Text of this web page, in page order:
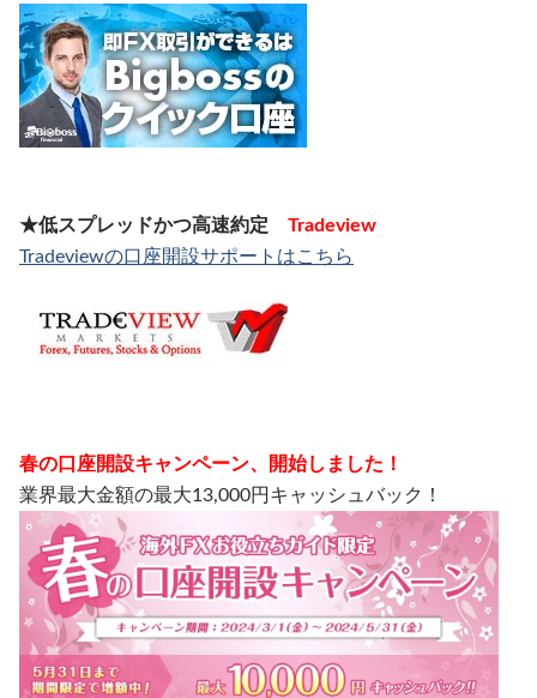
★低スプレッドかつ高速約定 Tradeview
Tradeviewの口座開設サポートはこちら
春の口座開設キャンペーン、開始しました！
業界最大金額の最大13,000円キャッシュバック！